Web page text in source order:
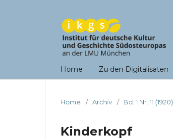
Home Zu den Digitalisaten
Home / Archiv / Bd. 1 Nr. 11 (1920)
Kinderkopf